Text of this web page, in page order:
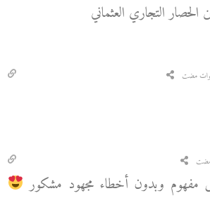
التجاري العثماني
مفهوم وبدون أخطاء مجهود مشكور